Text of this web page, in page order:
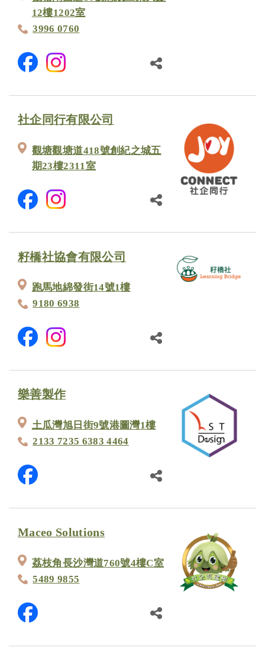
12樓1202室
3996 0760
社企同行有限公司
觀塘觀塘道418號創紀之城五
期23樓2311室
籽橋社協會有限公司
跑馬地綿發街14號1樓
9180 6938
樂善製作
土瓜灣旭日街9號港圖灣1樓
2133 7235 6383 4464
Maceo Solutions
荔枝角長沙灣道760號4樓C室
5489 9855